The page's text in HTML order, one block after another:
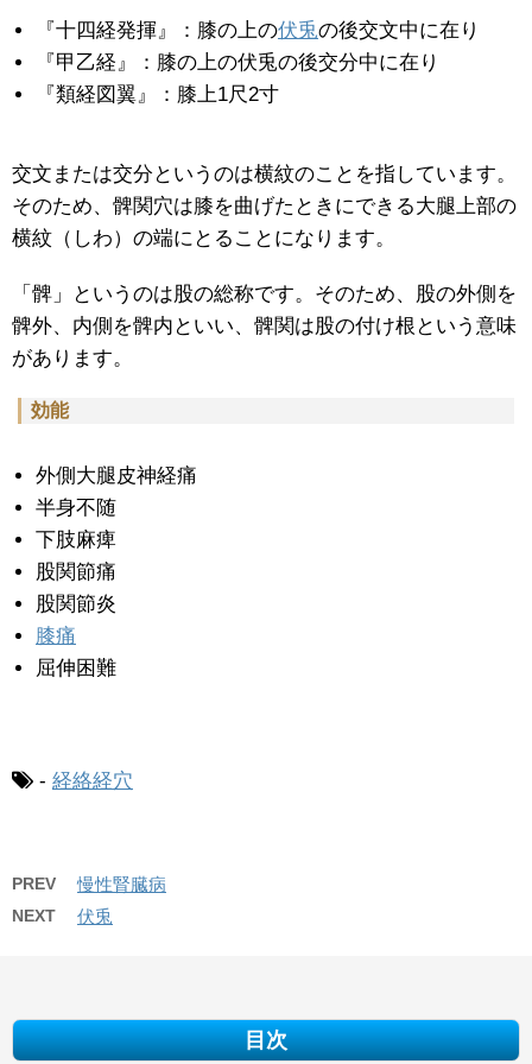
『十四経発揮』：膝の上の伏兎の後交文中に在り
『甲乙経』：膝の上の伏兎の後交分中に在り
『類経図翼』：膝上1尺2寸
交文または交分というのは横紋のことを指しています。
そのため、髀関穴は膝を曲げたときにできる大腿上部の
横紋（しわ）の端にとることになります。
「髀」というのは股の総称です。そのため、股の外側を
髀外、内側を髀内といい、髀関は股の付け根という意味
があります。
効能
外側大腿皮神経痛
半身不随
下肢麻痺
股関節痛
股関節炎
膝痛
屈伸困難
- 経絡経穴
PREV 慢性腎臓病
NEXT 伏兎
目次